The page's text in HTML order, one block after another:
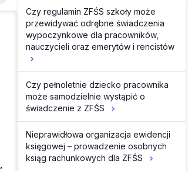
Czy regulamin ZFŚS szkoły może
przewidywać odrębne świadczenia
wypoczynkowe dla pracowników,
nauczycieli oraz emerytów i rencistów
Czy pełnoletnie dziecko pracownika
może samodzielnie wystąpić o
świadczenie z ZFŚS
Nieprawidłowa organizacja ewidencji
księgowej – prowadzenie osobnych
ksiąg rachunkowych dla ZFŚS